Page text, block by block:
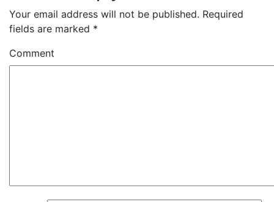
Your email address will not be published. Required
fields are marked *
Comment